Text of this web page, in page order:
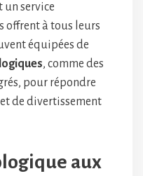
un service
offrent à tous leurs
équipées de
, comme des
pour répondre
de divertissement
aux